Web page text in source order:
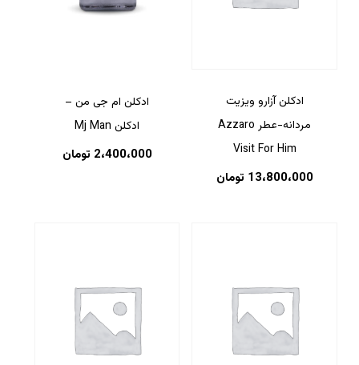
ادکلن آزارو ویزیت
مردانه-عطر Azzaro
Visit For Him
13،800،000 تومان
ادکلن ام جی من –
ادکلن Mj Man
2،400،000 تومان